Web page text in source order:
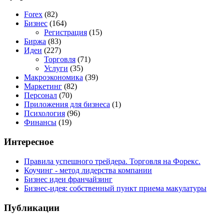
Forex (82)
Бизнес (164)
Регистрация (15)
Биржа (83)
Идеи (227)
Торговля (71)
Услуги (35)
Макроэкономика (39)
Маркетинг (82)
Персонал (70)
Приложения для бизнеса (1)
Психология (96)
Финансы (19)
Интересное
Правила успешного трейдера. Торговля на Форекс.
Коучинг - метод лидерства компании
Бизнес идеи франчайзинг
Бизнес-идея: собственный пункт приема макулатуры
Публикации